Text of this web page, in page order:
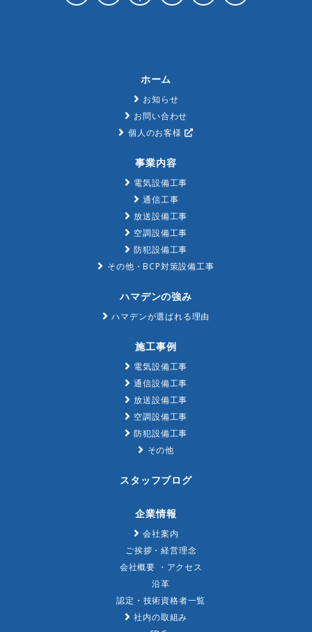
ホーム
お知らせ
お問い合わせ
個人のお客様
事業内容
電気設備工事
通信工事
放送設備工事
空調設備工事
防犯設備工事
その他・BCP対策設備工事
ハマデンの強み
ハマデンが選ばれる理由
施工事例
電気設備工事
通信設備工事
放送設備工事
空調設備工事
防犯設備工事
その他
スタッフブログ
企業情報
会社案内
ご挨拶・経営理念
会社概要 ・アクセス
沿革
認定・技術資格者一覧
社内の取組み